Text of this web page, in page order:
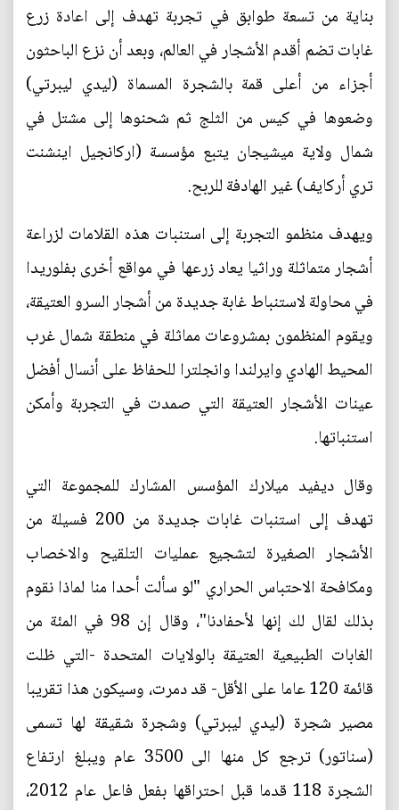
بناية من تسعة طوابق في تجربة تهدف إلى اعادة زرع
غابات تضم أقدم الأشجار في العالم، وبعد أن نزع الباحثون
أجزاء من أعلى قمة بالشجرة المسماة (ليدي ليبرتي)
وضعوها في كيس من الثلج ثم شحنوها إلى مشتل في
شمال ولاية ميشيجان يتبع مؤسسة (اركانجيل اينشنت
تري أركايف) غير الهادفة للربح.
ويهدف منظمو التجربة إلى استنبات هذه القلامات لزراعة
أشجار متماثلة وراثيا يعاد زرعها في مواقع أخرى بفلوريدا
في محاولة لاستنباط غابة جديدة من أشجار السرو العتيقة،
ويقوم المنظمون بمشروعات مماثلة في منطقة شمال غرب
المحيط الهادي وايرلندا وانجلترا للحفاظ على أنسال أفضل
عينات الأشجار العتيقة التي صمدت في التجربة وأمكن
استنباتها.
وقال ديفيد ميلارك المؤسس المشارك للمجموعة التي
تهدف إلى استنبات غابات جديدة من 200 فسيلة من
الأشجار الصغيرة لتشجيع عمليات التلقيح والاخصاب
ومكافحة الاحتباس الحراري "لو سألت أحدا منا لماذا نقوم
بذلك لقال لك إنها لأحفادنا"، وقال إن 98 في المئة من
الغابات الطبيعية العتيقة بالولايات المتحدة -التي ظلت
قائمة 120 عاما على الأقل- قد دمرت، وسيكون هذا تقريبا
مصير شجرة (ليدي ليبرتي) وشجرة شقيقة لها تسمى
(سناتور) ترجع كل منها الى 3500 عام ويبلغ ارتفاع
الشجرة 118 قدما قبل احتراقها بفعل فاعل عام 2012،